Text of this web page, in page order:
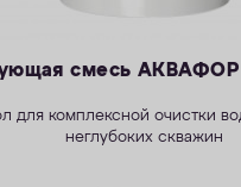
смесь
для комплексной очистки
неглубоких скважин